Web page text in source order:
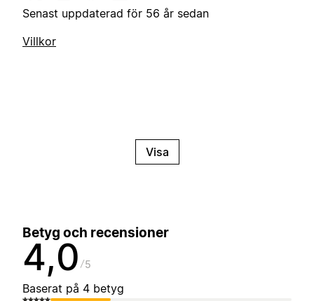
Senast uppdaterad för 56 år sedan
Villkor
Visa
Betyg och recensioner
4,0 5
Baserat på 4 betyg